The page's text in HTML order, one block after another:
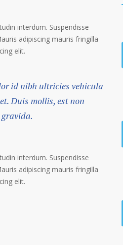
interdum. Suspendisse
adipiscing mauris fringilla
elit.
id nibh ultricies vehicula
Duis mollis, est non
interdum. Suspendisse
adipiscing mauris fringilla
elit.